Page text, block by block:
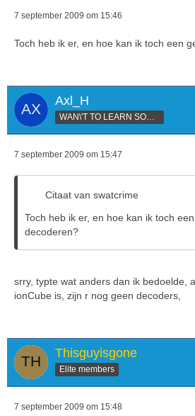
7 september 2009 om 15:46
Toch heb ik er, en hoe kan ik toch een
Axl_H
7 september 2009 om 15:47
Citaat van swatcrime
Toch heb ik er, en hoe kan ik toch
decoderen?
srry, typte wat anders dan ik bedoelde,
ionCube is, zijn r nog geen decoders,
Thisguyisgone
Elite members
7 september 2009 om 15:48